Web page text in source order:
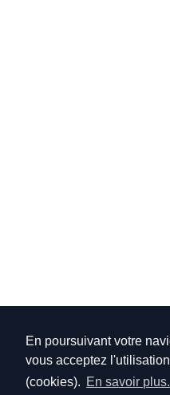
En poursuivant votre
vous acceptez
(cookies). En savoir plus.